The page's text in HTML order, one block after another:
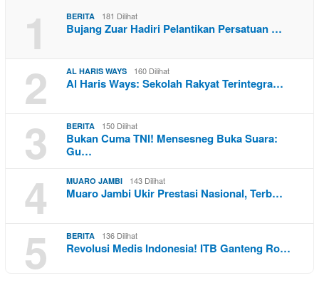
1 BERITA 181 Dilihat
Bujang Zuar Hadiri Pelantikan Persatuan …
2 AL HARIS WAYS 160 Dilihat
Al Haris Ways: Sekolah Rakyat Terintegra…
3 BERITA 150 Dilihat
Bukan Cuma TNI! Mensesneg Buka Suara:
Gu…
4 MUARO JAMBI 143 Dilihat
Muaro Jambi Ukir Prestasi Nasional, Terb…
5 BERITA 136 Dilihat
Revolusi Medis Indonesia! ITB Ganteng Ro…